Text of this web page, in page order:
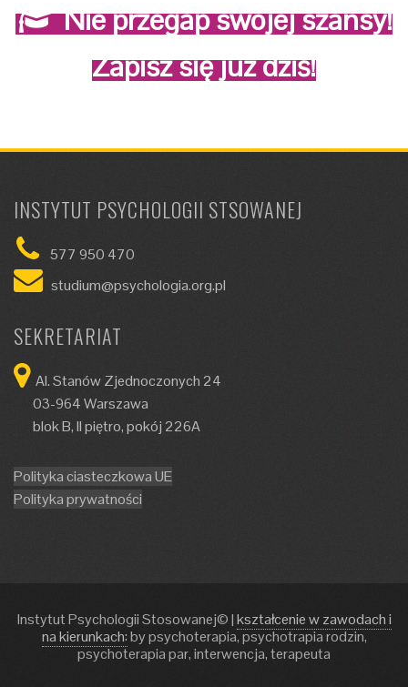
Nie przegap swojej szansy!
Zapisz się już dziś!
INSTYTUT PSYCHOLOGII STSOWANEJ
577 950 470
studium@psychologia.org.pl
SEKRETARIAT
Al. Stanów Zjednoczonych 24
03-964 Warszawa
blok B, II piętro, pokój 226A
Polityka ciasteczkowa UE
Polityka prywatności
Instytut Psychologii Stosowanej©|kształcenie w zawodach i
na kierunkach:by psychoterapia, psychotrapia rodzin,
psychoterapia par, interwencja, terapeuta